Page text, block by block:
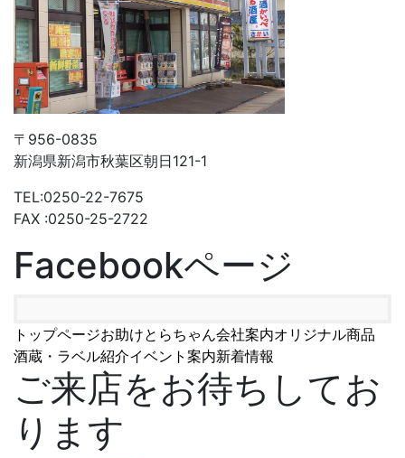
〒956-0835
新潟県新潟市秋葉区朝日121-1
TEL:0250-22-7675
FAX :0250-25-2722
Facebookページ
トップページお助けとらちゃん会社案内オリジナル商品
酒蔵・ラベル紹介イベント案内新着情報
ご来店をお待ちしてお
ります